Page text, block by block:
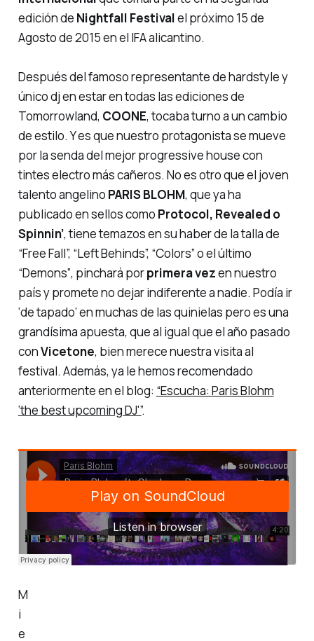
edición de Nightfall Festivalel próximo 15 de
Agosto de 2015 en el IFA alicantino.
Después del famoso representante de hardstyle y
único dj en estar en todas las ediciones de
Tomorrowland, COONE, tocaba turno a un cambio
de estilo. Y es que nuestro protagonista se mueve
por la senda del mejor progressive house con
tintes electro más cañeros. No es otro que el joven
talento angelino PARIS BLOHM, que ya ha
publicado en sellos como Protocol, Revealed o
Spinnin’, tiene temazos en su haber de la talla de
“Free Fall”, “Left Behinds”, “Colors”o el último
“Demons”, pinchará porprimera vezen nuestro
país y promete no dejar indiferente a nadie. Podía ir
‘de tapado’en muchas de las quinielas pero es una
grandísima apuesta, que al igual que el año pasado
conVicetone, bien merece nuestra visita al
festival. Además, ya le hemos recomendado
anteriormente en el blog: “Escucha: Paris Blohm
‘the best upcoming DJ'”.
M
i
e